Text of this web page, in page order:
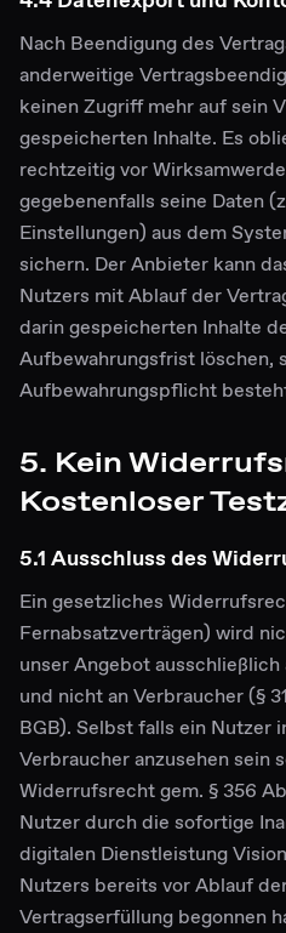
Nach Beendigung des
anderweitige
keinen Zugriff mehr auf sein
gespeicherten Inhalte. Es
rechtzeitig vor
gegebenenfalls seine Daten
Einstellungen) aus dem
sichern. Der Anbieter kann
Nutzers mit Ablauf der
darin gespeicherten Inhalte
Aufbewahrungsfrist löschen,
Aufbewahrungspflicht
5. Kein
Kostenloser
5.1 Ausschluss des
Ein gesetzliches
Fernabsatzverträgen) wird
unser Angebot
und nicht an Verbraucher (§
BGB). Selbst falls ein Nutzer
Verbraucher anzusehen sein
Widerrufsrecht gem. § 356
Nutzer durch die sofortige
digitalen Dienstleistung
Nutzers bereits vor Ablauf
Vertragserfüllung begonnen